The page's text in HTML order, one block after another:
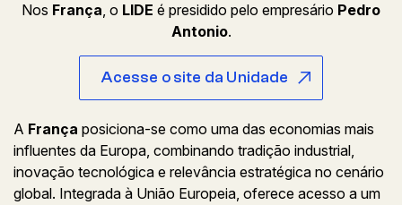
Nos França, o LIDE é presidido pelo empresário Pedro
Antonio.
Acesse o site da Unidade
A França posiciona-se como uma das economias mais
influentes da Europa, combinando tradição industrial,
inovação tecnológica e relevância estratégica no cenário
global. Integrada à União Europeia, oferece acesso a um